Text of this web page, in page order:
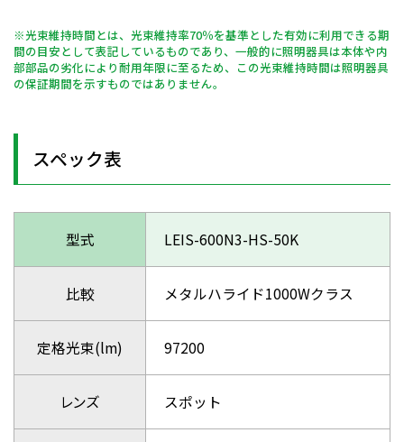
※光束維持時間とは、光束維持率70％を基準とした有効に利用できる期
間の目安として表記しているものであり、一般的に照明器具は本体や内
部部品の劣化により耐用年限に至るため、この光束維持時間は照明器具
の保証期間を示すものではありません。
スペック表
型式 LEIS-600N3-HS-50K
比較 メタルハライド1000Wクラス
定格光束(lm) 97200
レンズ スポット